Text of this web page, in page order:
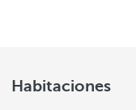
Habitaciones